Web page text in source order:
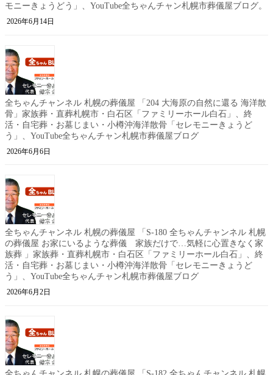
モニーきょうどう」、YouTube全ちゃんチャン札幌市葬儀屋ブログ。
2026年6月14日
全ちゃんチャンネル 札幌の葬儀屋 「204 大海原の自然に還る 海洋散
骨」家族葬・直葬札幌市・白石区「ファミリーホール白石」、終
活・自宅葬・お墓じまい・小樽沖海洋散骨「セレモニーきょうど
う」、YouTube全ちゃんチャン札幌市葬儀屋ブログ
2026年6月6日
全ちゃんチャンネル 札幌の葬儀屋 「S-180 全ちゃんチャンネル 札幌
の葬儀屋 お家にいるような葬儀 家族だけで…気軽に心置きなく家
族葬 」家族葬・直葬札幌市・白石区「ファミリーホール白石」、終
活・自宅葬・お墓じまい・小樽沖海洋散骨「セレモニーきょうど
う」、YouTube全ちゃんチャン札幌市葬儀屋ブログ
2026年6月2日